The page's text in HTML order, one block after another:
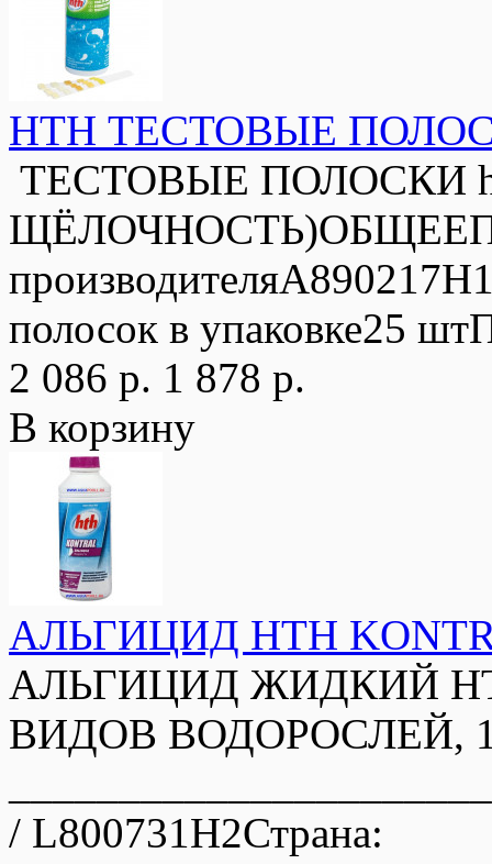
HTH ТЕСТОВЫЕ
ТЕСТОВЫЕ ПОЛОСКИ
полосок в упаковке25
2 086 р. 1 878 р.
В корзину
АЛЬГИЦИД HTH
АЛЬГИЦИД ЖИДКИЙ
ВИДОВ ВОДОРОСЛЕЙ, 1
/ L800731H2Страна: